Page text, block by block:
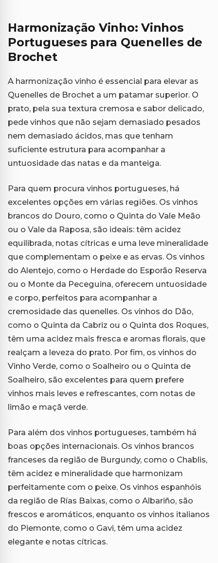
Harmonização Vinho: Vinhos
Portugueses para Quenelles de
Brochet
A harmonização vinho é essencial para elevar as
Quenelles de Brochet a um patamar superior. O
prato, pela sua textura cremosa e sabor delicado,
pede vinhos que não sejam demasiado pesados
nem demasiado ácidos, mas que tenham
suficiente estrutura para acompanhar a
untuosidade das natas e da manteiga.
Para quem procura vinhos portugueses, há
excelentes opções em várias regiões. Os vinhos
brancos do Douro, como o Quinta do Vale Meão
ou o Vale da Raposa, são ideais: têm acidez
equilibrada, notas cítricas e uma leve mineralidade
que complementam o peixe e as ervas. Os vinhos
do Alentejo, como o Herdade do Esporão Reserva
ou o Monte da Peceguina, oferecem untuosidade
e corpo, perfeitos para acompanhar a
cremosidade das quenelles. Os vinhos do Dão,
como o Quinta da Cabriz ou o Quinta dos Roques,
têm uma acidez mais fresca e aromas florais, que
realçam a leveza do prato. Por fim, os vinhos do
Vinho Verde, como o Soalheiro ou o Quinta de
Soalheiro, são excelentes para quem prefere
vinhos mais leves e refrescantes, com notas de
limão e maçã verde.
Para além dos vinhos portugueses, também há
boas opções internacionais. Os vinhos brancos
franceses da região de Burgundy, como o Chablis,
têm acidez e mineralidade que harmonizam
perfeitamente com o peixe. Os vinhos espanhóis
da região de Rías Baixas, como o Albariño, são
frescos e aromáticos, enquanto os vinhos italianos
do Piemonte, como o Gavi, têm uma acidez
elegante e notas cítricas.